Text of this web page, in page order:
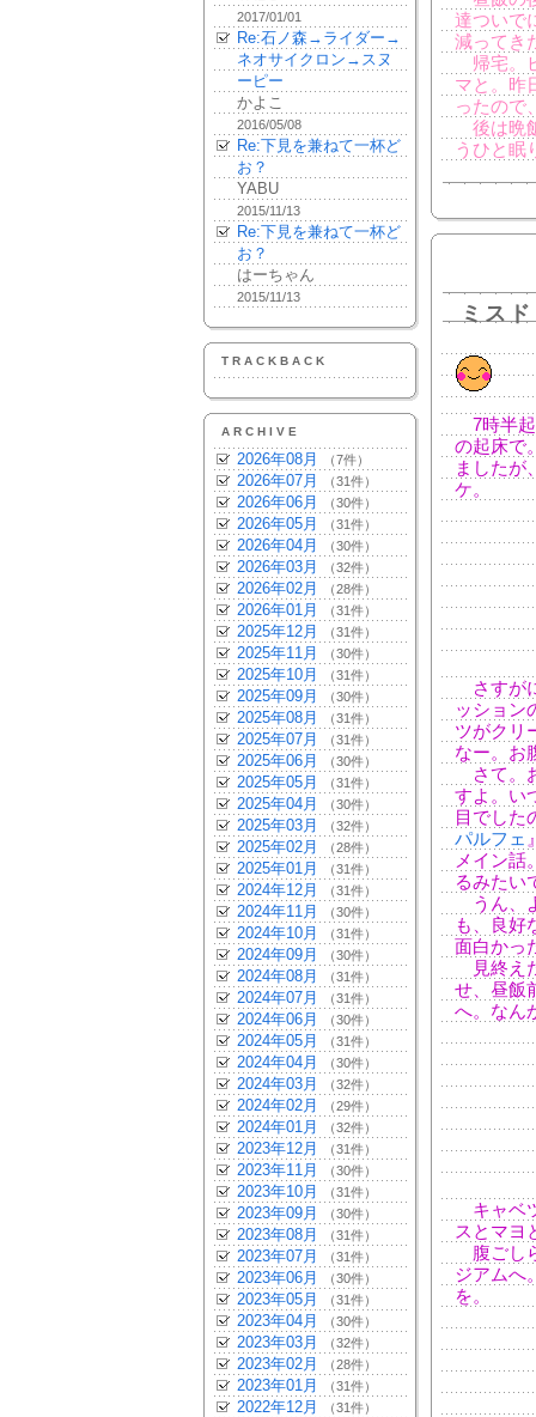
2017/01/01
Re:石ノ森→ライダー→
ネオサイクロン→スヌ
ーピー
かよこ
2016/05/08
Re:下見を兼ねて一杯ど
お？
YABU
2015/11/13
Re:下見を兼ねて一杯ど
お？
はーちゃん
2015/11/13
TRACKBACK
ARCHIVE
2026年08月 （7件）
2026年07月 （31件）
2026年06月 （30件）
2026年05月 （31件）
2026年04月 （30件）
2026年03月 （32件）
2026年02月 （28件）
2026年01月 （31件）
2025年12月 （31件）
2025年11月 （30件）
2025年10月 （31件）
2025年09月 （30件）
2025年08月 （31件）
2025年07月 （31件）
2025年06月 （30件）
2025年05月 （31件）
2025年04月 （30件）
2025年03月 （32件）
2025年02月 （28件）
2025年01月 （31件）
2024年12月 （31件）
2024年11月 （30件）
2024年10月 （31件）
2024年09月 （30件）
2024年08月 （31件）
2024年07月 （31件）
2024年06月 （30件）
2024年05月 （31件）
2024年04月 （30件）
2024年03月 （32件）
2024年02月 （29件）
2024年01月 （32件）
2023年12月 （31件）
2023年11月 （30件）
2023年10月 （31件）
2023年09月 （30件）
2023年08月 （31件）
2023年07月 （31件）
2023年06月 （30件）
2023年05月 （31件）
2023年04月 （30件）
2023年03月 （32件）
2023年02月 （28件）
2023年01月 （31件）
2022年12月 （31件）
達ついで
減ってき
帰宅。
マと。昨
ったので
後は晩
うひと
ミス
7時半起
の起床で
ましたが
ケ。
さすが
ッション
ツがクリ
なー。お
さて。
すよ。い
目でした
パルフェ
メイン話
るみたい
うん、
も、良好
面白かっ
見終え
せ、昼飯
へ。なん
キャベ
スとマヨ
腹ごし
ジアムへ
を。